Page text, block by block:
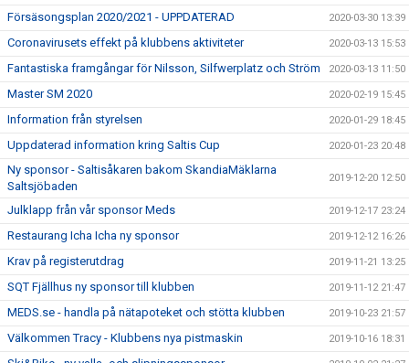
Försäsongsplan 2020/2021 - UPPDATERAD 2020-03-30 13:39
Coronavirusets effekt på klubbens aktiviteter 2020-03-13 15:53
Fantastiska framgångar för Nilsson, Silfwerplatz och Ström 2020-03-13 11:50
Master SM 2020 2020-02-19 15:45
Information från styrelsen 2020-01-29 18:45
Uppdaterad information kring Saltis Cup 2020-01-23 20:48
Ny sponsor - Saltisåkaren bakom SkandiaMäklarna
Saltsjöbaden
2019-12-20 12:50
Julklapp från vår sponsor Meds 2019-12-17 23:24
Restaurang Icha Icha ny sponsor 2019-12-12 16:26
Krav på registerutdrag 2019-11-21 13:25
SQT Fjällhus ny sponsor till klubben 2019-11-12 21:47
MEDS.se - handla på nätapoteket och stötta klubben 2019-10-23 21:57
Välkommen Tracy - Klubbens nya pistmaskin 2019-10-16 18:31